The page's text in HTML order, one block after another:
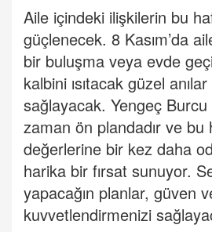
Aile içindeki ilişkilerin bu
güçlenecek. 8 Kasım’da
bir buluşma veya evde
kalbini ısıtacak güzel
sağlayacak. Yengeç
zaman ön plandadır ve
değerlerine bir kez daha
harika bir fırsat sunuyor.
yapacağın planlar, güven
kuvvetlendirmenizi